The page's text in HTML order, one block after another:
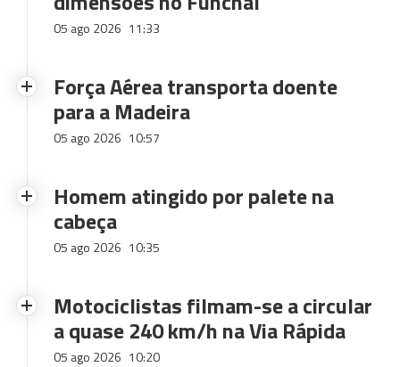
05 ago 2026 11:33
Força Aérea transporta doente
para a Madeira
05 ago 2026 10:57
Homem atingido por palete na
cabeça
05 ago 2026 10:35
Motociclistas filmam-se a circular
a quase 240 km/h na Via Rápida
05 ago 2026 10:20